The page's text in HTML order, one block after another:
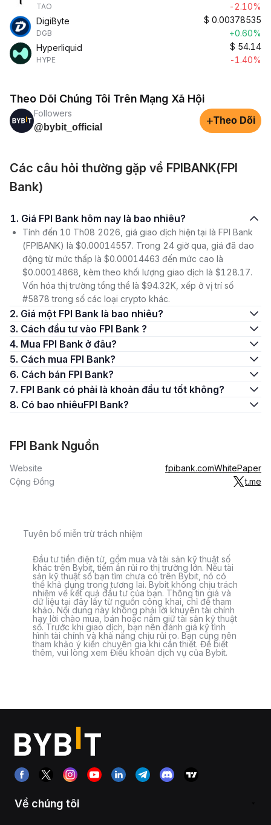
TAO
-2.10%
DigiByte
DGB
$ 0.00378535
+0.60%
Hyperliquid
HYPE
$ 54.14
-1.40%
Theo Dõi Chúng Tôi Trên Mạng Xã Hội
Followers
@bybit_official
+Theo Dõi
Các câu hỏi thường gặp về FPIBANK(FPI
Bank)
1. Giá FPI Bank hôm nay là bao nhiêu?
Tính đến 10 Th08 2026, giá giao dịch hiện tại là FPI Bank
(FPIBANK) là $0.00014557. Trong 24 giờ qua, giá đã dao
động từ mức thấp là $0.00014463 đến mức cao là
$0.00014868, kèm theo khối lượng giao dịch là $128.17.
Vốn hóa thị trường tổng thể là $94.32K, xếp ở vị trí số
#5878 trong số các loại crypto khác.
2. Giá một FPI Bank là bao nhiêu?
3. Cách đầu tư vào FPI Bank ?
4. Mua FPI Bank ở đâu?
5. Cách mua FPI Bank?
6. Cách bán FPI Bank?
7. FPI Bank có phải là khoản đầu tư tốt không?
8. Có bao nhiêuFPI Bank?
FPI Bank Nguồn
Website fpibank.comWhitePaper
Cộng Đồng
t.me
Tuyên bố miễn trừ trách nhiệm
Đầu tư tiền điện tử, gồm mua và tài sản kỹ thuật số
khác trên Bybit, tiềm ẩn rủi ro thị trường lớn. Nếu tài
sản kỹ thuật số bạn tìm chưa có trên Bybit, nó có
thể khả dụng trong tương lai. Bybit không chịu trách
nhiệm về kết quả đầu tư của bạn. Thông tin giá và
dữ liệu tại đây lấy từ nguồn công khai, chỉ để tham
khảo. Nội dung này không phải lời khuyên tài chính
hay lời chào mua, bán hoặc nắm giữ tài sản kỹ thuật
số. Trước khi giao dịch, bạn nên đánh giá kỹ tình
hình tài chính và khả năng chịu rủi ro. Bạn cũng nên
tham khảo ý kiến chuyên gia khi cần thiết. Để biết
thêm, vui lòng xem Điều khoản dịch vụ của Bybit.
Về chúng tôi